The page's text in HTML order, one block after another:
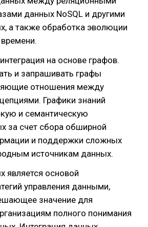
данных NoSQL и другими
а также обработка эволюции
на основе графов.
и запрашивать графы
отношения между
Графики знаний
и семантическую
за счет сбора обширной
и поддержки сложных
источникам данных.
является основой
управления данными,
значение для
полного понимания